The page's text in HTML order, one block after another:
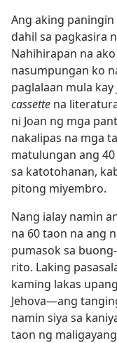
Ang aking
dahil sa pagkasira
Nahihirapan na
nasumpungan ko
paglalaan mula
cassette na
ni Joan ng mga
nakalipas na mga
matulungan ang
sa katotohanan,
pitong miyembro.
Nang ialay namin
na 60 taon na ang
pumasok sa
rito. Laking
kaming lakas
Jehova​—ang
namin siya sa
taon ng